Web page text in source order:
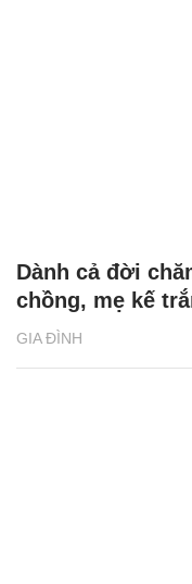
GIA ĐÌNH
Dành cả đời
chồng, mẹ kế